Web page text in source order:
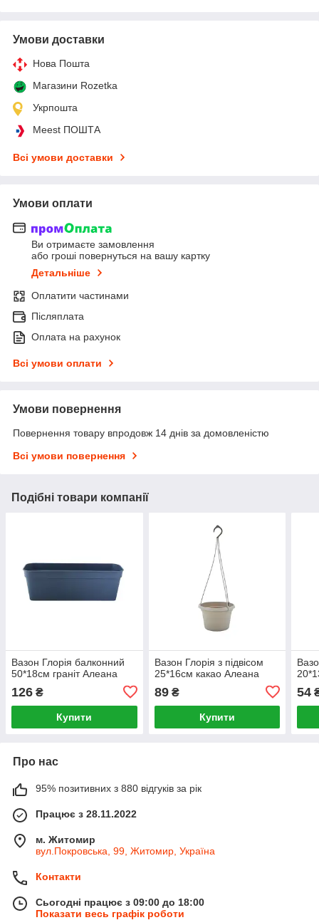
Умови доставки
Нова Пошта
Магазини Rozetka
Укрпошта
Meest ПОШТА
Всі умови доставки
Умови оплати
Ви отримаєте замовлення
або гроші повернуться на вашу картку
Детальніше
Оплатити частинами
Післяплата
Оплата на рахунок
Всі умови оплати
Умови повернення
Повернення товару впродовж 14 днів за домовленістю
Всі умови повернення
Подібні товари компанії
Вазон Глорія балконний
50*18см граніт Алеана
126 ₴
Купити
Вазон Глорія з підвісом
25*16см какао Алеана
89₴
Купити
54
Про нас
95% позитивних з 880 відгуків за рік
Працює з 28.11.2022
м. Житомир
вул.Покровська, 99, Житомир, Україна
Контакти
Сьогодні працює з 09:00 до 18:00
Показати весь графік роботи